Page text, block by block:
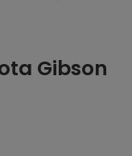
Gibson